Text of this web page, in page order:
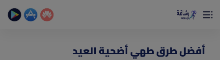
×
حساب الخطوات اليومية _ حساب السعرات _ تمارين منزلية
أفضل طرق طهي أضحية العيد